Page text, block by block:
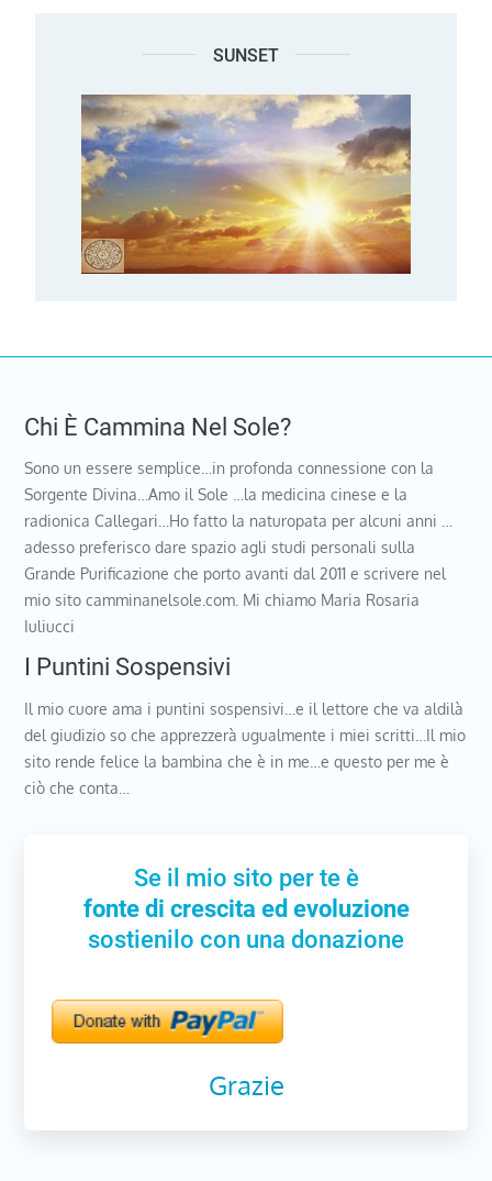
SUNSET
Chi È Cammina Nel Sole?
Sono un essere semplice…in profonda connessione con la
Sorgente Divina…Amo il Sole …la medicina cinese e la
radionica Callegari…Ho fatto la naturopata per alcuni anni …
adesso preferisco dare spazio agli studi personali sulla
Grande Purificazione che porto avanti dal 2011 e scrivere nel
mio sito camminanelsole.com. Mi chiamo Maria Rosaria
Iuliucci
I Puntini Sospensivi
Il mio cuore ama i puntini sospensivi…e il lettore che va aldilà
del giudizio so che apprezzerà ugualmente i miei scritti…Il mio
sito rende felice la bambina che è in me…e questo per me è
ciò che conta…
Se il mio sito per te è
fonte di crescita ed evoluzione
sostienilo con una donazione
Grazie